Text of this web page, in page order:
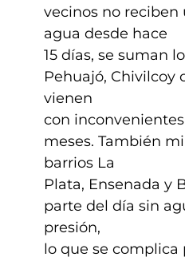
vecinos no reciben
agua desde hace
15 días, se suman
Pehuajó, Chivilcoy
vienen
con
meses. También
barrios La
Plata, Ensenada y
parte del día sin
presión,
lo que se complica